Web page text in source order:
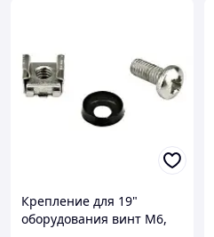
Крепление для 19"
оборудования винт M6,